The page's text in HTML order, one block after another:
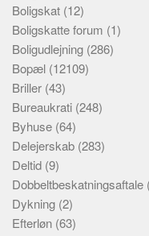
Boligskat (12)
Boligskatte forum (1)
Boligudlejning (286)
Bopæl (12109)
Briller (43)
Bureaukrati (248)
Byhuse (64)
Delejerskab (283)
Deltid (9)
Dobbeltbeskatningsaftale
Dykning (2)
Efterløn (63)